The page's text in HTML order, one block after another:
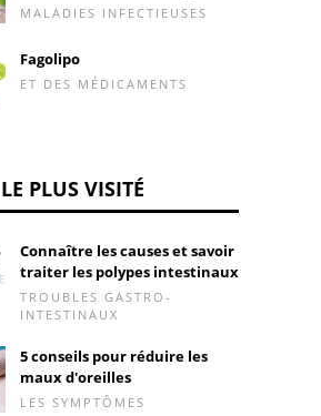
MALADIES INFECTIEUSES
Fagolipo
ET DES MÉDICAMENTS
LE PLUS VISITÉ
Connaître les causes et savoir
traiter les polypes intestinaux
TROUBLES GASTRO-
INTESTINAUX
5 conseils pour réduire les
maux d'oreilles
LES SYMPTÔMES